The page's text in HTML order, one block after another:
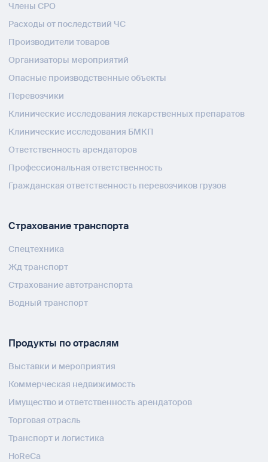
Члены СРО
Расходы от последствий ЧС
Производители товаров
Организаторы мероприятий
Опасные производственные объекты
Перевозчики
Клинические исследования лекарственных препаратов
Клинические исследования БМКП
Ответственность арендаторов
Профессиональная ответственность
Гражданская ответственность перевозчиков грузов
Страхование транспорта
Спецтехника
Жд транспорт
Страхование автотранспорта
Водный транспорт
Продукты по отраслям
Выставки и мероприятия
Коммерческая недвижимость
Имущество и ответственность арендаторов
Торговая отрасль
Транспорт и логистика
HoReCa